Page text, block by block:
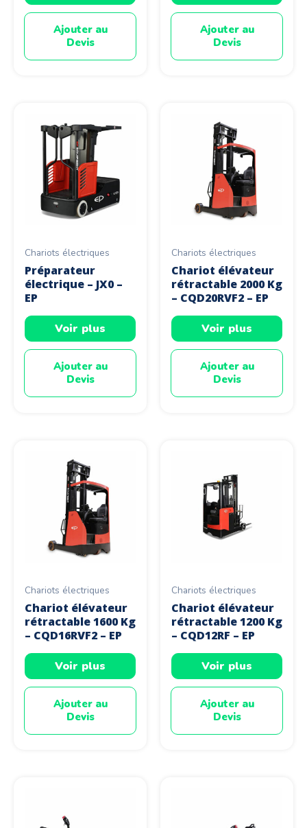
Ajouter au
Devis
Ajouter au
Devis
Chariots électriques
Préparateur
électrique – JX0 –
EP
Voir plus
Ajouter au
Devis
Chariots électriques
Chariot élévateur
rétractable 2000 Kg
– CQD20RVF2 – EP
Voir plus
Ajouter au
Devis
Chariots électriques
Chariot élévateur
rétractable 1600 Kg
– CQD16RVF2 – EP
Voir plus
Ajouter au
Devis
Chariots électriques
Chariot élévateur
rétractable 1200 Kg
– CQD12RF – EP
Voir plus
Ajouter au
Devis